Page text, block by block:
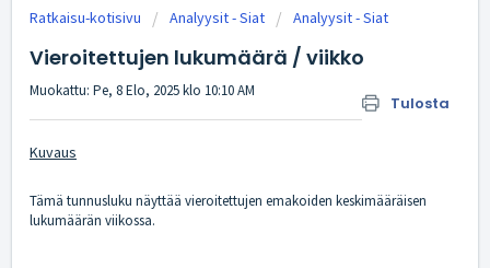
Ratkaisu-kotisivu Analyysit - Siat Analyysit - Siat
Vieroitettujen lukumäärä / viikko
Tulosta
Muokattu: Pe, 8 Elo, 2025 klo 10:10 AM
Kuvaus
Tämä tunnusluku näyttää vieroitettujen emakoiden keskimääräisen
lukumäärän viikossa.